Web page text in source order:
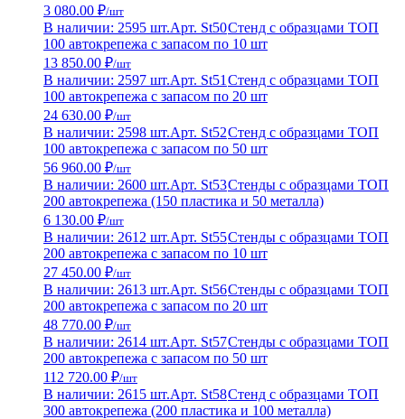
3 080.00 ₽/шт
В наличии: 2595 шт.Арт. St50Стенд с образцами ТОП
100 автокрепежа с запасом по 10 шт
13 850.00 ₽/шт
В наличии: 2597 шт.Арт. St51 Стенд с образцами ТОП
100 автокрепежа с запасом по 20 шт
24 630.00 ₽/шт
В наличии: 2598 шт.Арт. St52Стенд с образцами ТОП
100 автокрепежа с запасом по 50 шт
56 960.00 ₽/шт
В наличии: 2600 шт.Арт. St53Стенды с образцами ТОП
200 автокрепежа (150 пластика и 50 металла)
6 130.00 ₽/шт
В наличии: 2612 шт.Арт. St55Стенды с образцами ТОП
200 автокрепежа с запасом по 10 шт
27 450.00 ₽/шт
В наличии: 2613 шт.Арт. St56Стенды с образцами ТОП
200 автокрепежа с запасом по 20 шт
48 770.00 ₽/шт
В наличии: 2614 шт.Арт. St57Стенды с образцами ТОП
200 автокрепежа с запасом по 50 шт
112 720.00 ₽/шт
В наличии: 2615 шт.Арт. St58Стенд с образцами ТОП
300 автокрепежа (200 пластика и 100 металла)